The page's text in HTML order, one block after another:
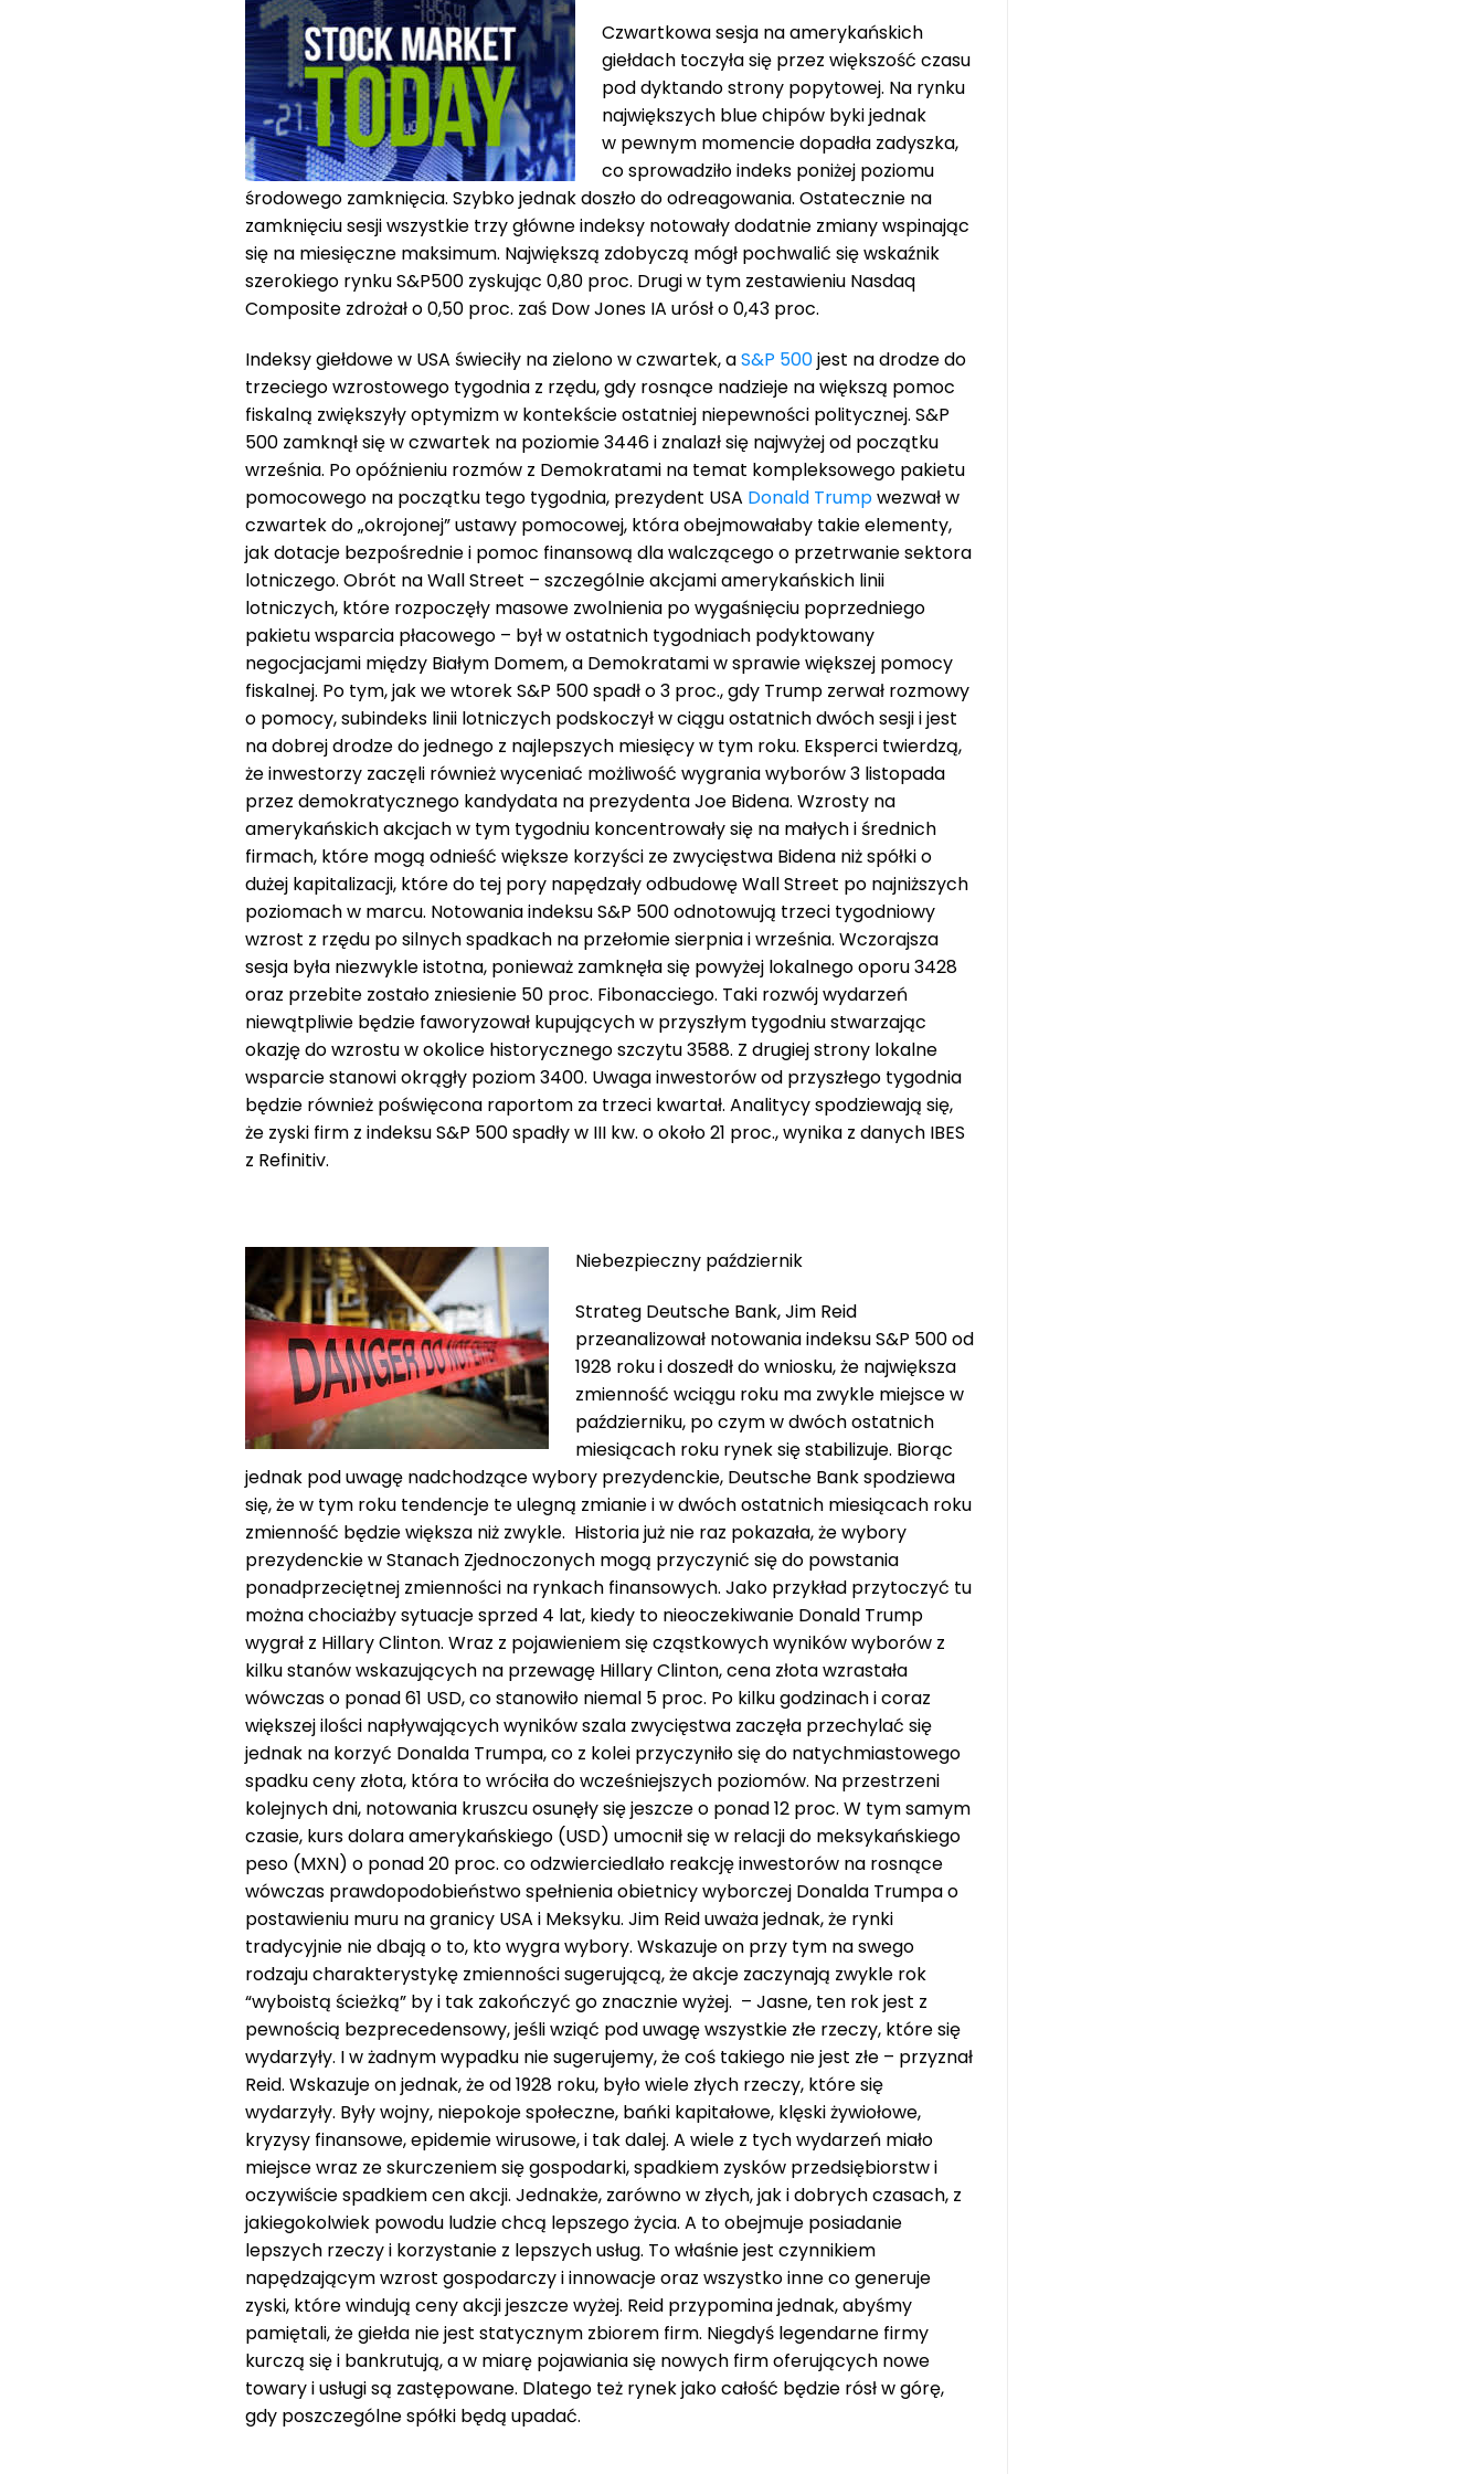
Czwartkowa sesja na amerykańskich
giełdach toczyła się przez większość czasu
pod dyktando strony popytowej. Na rynku
największych blue chipów byki jednak
w pewnym momencie dopadła zadyszka,
co sprowadziło indeks poniżej poziomu
środowego zamknięcia. Szybko jednak doszło do odreagowania. Ostatecznie na
zamknięciu sesji wszystkie trzy główne indeksy notowały dodatnie zmiany wspinając
się na miesięczne maksimum. Największą zdobyczą mógł pochwalić się wskaźnik
szerokiego rynku S&P500 zyskując 0,80 proc. Drugi w tym zestawieniu Nasdaq
Composite zdrożał o 0,50 proc. zaś Dow Jones IA urósł o 0,43 proc.
Indeksy giełdowe w USA świeciły na zielono w czwartek, aS&P 500jest na drodze do
trzeciego wzrostowego tygodnia z rzędu, gdy rosnące nadzieje na większą pomoc
fiskalną zwiększyły optymizm w kontekście ostatniej niepewności politycznej. S&P
500 zamknął się w czwartek na poziomie 3446 i znalazł się najwyżej od początku
września. Po opóźnieniu rozmów z Demokratami na temat kompleksowego pakietu
pomocowego na początku tego tygodnia, prezydent USA Donald Trumpwezwał w
czwartek do „okrojonej” ustawy pomocowej, która obejmowałaby takie elementy,
jak dotacje bezpośrednie i pomoc finansową dla walczącego o przetrwanie sektora
lotniczego. Obrót na Wall Street – szczególnie akcjami amerykańskich linii
lotniczych, które rozpoczęły masowe zwolnienia po wygaśnięciu poprzedniego
pakietu wsparcia płacowego – był w ostatnich tygodniach podyktowany
negocjacjami między Białym Domem, a Demokratami w sprawie większej pomocy
fiskalnej. Po tym, jak we wtorek S&P 500 spadł o 3 proc., gdy Trump zerwał rozmowy
o pomocy, subindeks linii lotniczych podskoczył w ciągu ostatnich dwóch sesji i jest
na dobrej drodze do jednego z najlepszych miesięcy w tym roku. Eksperci twierdzą,
że inwestorzy zaczęli również wyceniać możliwość wygrania wyborów 3 listopada
przez demokratycznego kandydata na prezydenta Joe Bidena. Wzrosty na
amerykańskich akcjach w tym tygodniu koncentrowały się na małych i średnich
firmach, które mogą odnieść większe korzyści ze zwycięstwa Bidena niż spółki o
dużej kapitalizacji, które do tej pory napędzały odbudowę Wall Street po najniższych
poziomach w marcu. Notowania indeksu S&P 500 odnotowują trzeci tygodniowy
wzrost z rzędu po silnych spadkach na przełomie sierpnia i września. Wczorajsza
sesja była niezwykle istotna, ponieważ zamknęła się powyżej lokalnego oporu 3428
oraz przebite zostało zniesienie 50 proc. Fibonacciego. Taki rozwój wydarzeń
niewątpliwie będzie faworyzował kupujących w przyszłym tygodniu stwarzając
okazję do wzrostu w okolice historycznego szczytu 3588. Z drugiej strony lokalne
wsparcie stanowi okrągły poziom 3400. Uwaga inwestorów od przyszłego tygodnia
będzie również poświęcona raportom za trzeci kwartał. Analitycy spodziewają się,
że zyski firm z indeksu S&P 500 spadły w III kw. o około 21 proc., wynika z danych IBES
z Refinitiv.
Niebezpieczny październik
Strateg Deutsche Bank, Jim Reid
przeanalizował notowania indeksu S&P 500 od
1928 roku i doszedł do wniosku, że największa
zmienność wciągu roku ma zwykle miejsce w
październiku, po czym w dwóch ostatnich
miesiącach roku rynek się stabilizuje. Biorąc
jednak pod uwagę nadchodzące wybory prezydenckie, Deutsche Bank spodziewa
się, że w tym roku tendencje te ulegną zmianie i w dwóch ostatnich miesiącach roku
zmienność będzie większa niż zwykle. Historia już nie raz pokazała, że wybory
prezydenckie w Stanach Zjednoczonych mogą przyczynić się do powstania
ponadprzeciętnej zmienności na rynkach finansowych. Jako przykład przytoczyć tu
można chociażby sytuacje sprzed 4 lat, kiedy to nieoczekiwanie Donald Trump
wygrał z Hillary Clinton. Wraz z pojawieniem się cząstkowych wyników wyborów z
kilku stanów wskazujących na przewagę Hillary Clinton, cena złota wzrastała
wówczas o ponad 61 USD, co stanowiło niemal 5 proc. Po kilku godzinach i coraz
większej ilości napływających wyników szala zwycięstwa zaczęła przechylać się
jednak na korzyć Donalda Trumpa, co z kolei przyczyniło się do natychmiastowego
spadku ceny złota, która to wróciła do wcześniejszych poziomów. Na przestrzeni
kolejnych dni, notowania kruszcu osunęły się jeszcze o ponad 12 proc. W tym samym
czasie, kurs dolara amerykańskiego (USD) umocnił się w relacji do meksykańskiego
peso (MXN) o ponad 20 proc. co odzwierciedlało reakcję inwestorów na rosnące
wówczas prawdopodobieństwo spełnienia obietnicy wyborczej Donalda Trumpa o
postawieniu muru na granicy USA i Meksyku. Jim Reid uważa jednak, że rynki
tradycyjnie nie dbają o to, kto wygra wybory. Wskazuje on przy tym na swego
rodzaju charakterystykę zmienności sugerującą, że akcje zaczynają zwykle rok
“wyboistą ścieżką” by i tak zakończyć go znacznie wyżej. – Jasne, ten rok jest z
pewnością bezprecedensowy, jeśli wziąć pod uwagę wszystkie złe rzeczy, które się
wydarzyły. I w żadnym wypadku nie sugerujemy, że coś takiego nie jest złe – przyznał
Reid. Wskazuje on jednak, że od 1928 roku, było wiele złych rzeczy, które się
wydarzyły. Były wojny, niepokoje społeczne, bańki kapitałowe, klęski żywiołowe,
kryzysy finansowe, epidemie wirusowe, i tak dalej. A wiele z tych wydarzeń miało
miejsce wraz ze skurczeniem się gospodarki, spadkiem zysków przedsiębiorstw i
oczywiście spadkiem cen akcji. Jednakże, zarówno w złych, jak i dobrych czasach, z
jakiegokolwiek powodu ludzie chcą lepszego życia. A to obejmuje posiadanie
lepszych rzeczy i korzystanie z lepszych usług. To właśnie jest czynnikiem
napędzającym wzrost gospodarczy i innowacje oraz wszystko inne co generuje
zyski, które windują ceny akcji jeszcze wyżej. Reid przypomina jednak, abyśmy
pamiętali, że giełda nie jest statycznym zbiorem firm. Niegdyś legendarne firmy
kurczą się i bankrutują, a w miarę pojawiania się nowych firm oferujących nowe
towary i usługi są zastępowane. Dlatego też rynek jako całość będzie rósł w górę,
gdy poszczególne spółki będą upadać.